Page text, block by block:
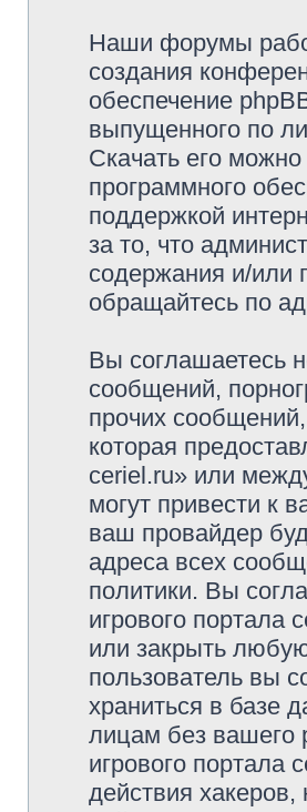
Наши форумы
создания
обеспечение
выпущенного по
Скачать его
программного
поддержкой
за то, что
содержания и/или
обращайтесь по
Вы соглашаетесь
сообщений,
прочих
которая
ceriel.ru» или
могут привести к
ваш провайдер
адреса всех
политики. Вы
игрового портала
или закрыть
пользователь вы
храниться в базе
лицам без вашего
игрового портала
действия хакеров,